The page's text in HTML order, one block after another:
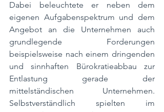
Dabei beleuchtete er neben dem
eigenen Aufgabenspektrum und dem
Angebot an die Unternehmen auch
grundlegende Forderungen
beispielsweise nach einem dringenden
und sinnhaften Bürokratieabbau zur
Entlastung gerade der
mittelständischen Unternehmen.
Selbstverständlich spielten im